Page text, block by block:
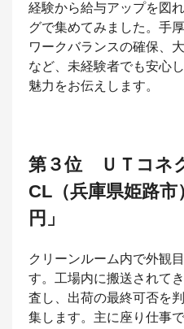
経験から給与アップを図
グで集めてみました。手
ワークバランスの確保、
など、未経験者でも安心
魅力をお伝えします。
第３位 ＵＴコネ
CL（兵庫県姫路市
円」
クリーンルーム内で外観
す。工場内に搬送されて
査し、出荷の最終可否を
集します。主に座り仕事